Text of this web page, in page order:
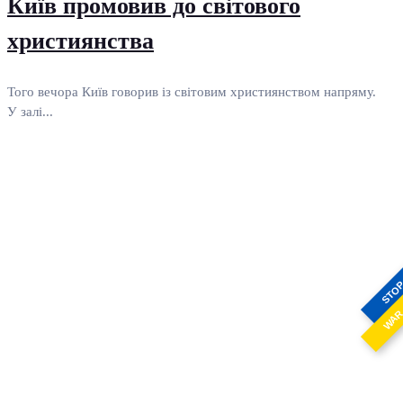
Київ промовив до світового
християнства
Того вечора Київ говорив із світовим християнством напряму.
У залі...